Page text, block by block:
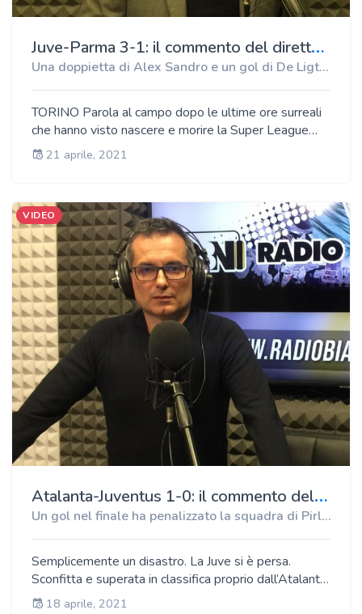
J
uve-Parma 3-1: il commento del direttore di Radio Bianconera, Antonio Paolino
Una doppietta di Alex Sandro e un gol di De Ligt ribaltano il vantaggio di Brugman. Male Ronaldo
TORINO Parola al campo dopo le ultime ore surreali
che hanno visto nascere e morire la Super League
tanto voluta da Andrea Agnelli e Florentino Perez.
Dopo lo spavento generato dalla punizione di
grazie ad una doppietta di Alex Sandro e ad un gol di
De Ligt. È finita 3 1 allo Stadium. Neanche la vittoria
pero è riuscita a riportare il sorriso ad Andrea Agnelli
scuro in volto Valerio Staffelli lo storico inviato di
Striscia la Notizia si è presentato alla Continassa con
un tapiro gigantesco in tribuna. Il suo futuro e quello
della sua Juve sono ancora da scrivere.
21 aprile, 2021
VIDEO
A
talanta-Juventus 1-0: il commento del direttore di Radio Bianconera, Antonio Paolino
Un gol nel finale ha penalizzato la squadra di Pirlo a Bergamo senza Ronaldo
Semplicemente un disastro. La Juve si è persa.
Sconfitta e superata in classifica proprio dall’Atalanta.
È notte fonda in casa bianconera. Pirlo sempre più in
18 aprile, 2021